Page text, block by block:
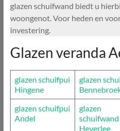
glazen schuifwand biedt u
woongenot. Voor heden en
investering.
Glazen veranda
glazen schuifpui
Hingene
glazen
glazen schuifpui
Andel
glazen
schuifwand
Heverlee